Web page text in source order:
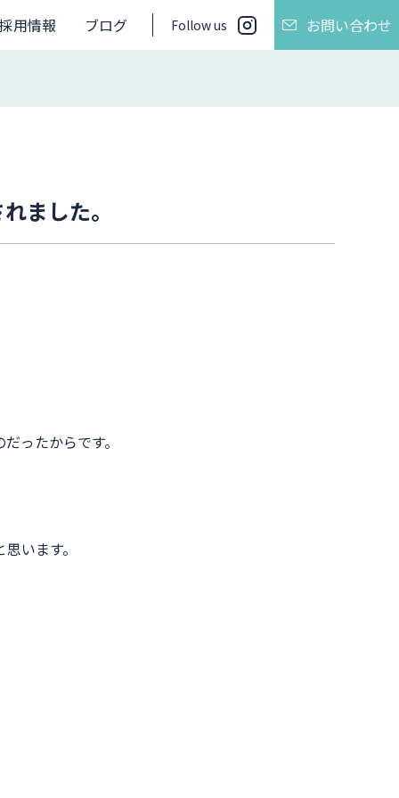
用情報 ブログ Follow us お問い合わせ
ました。
ったからです。
います。